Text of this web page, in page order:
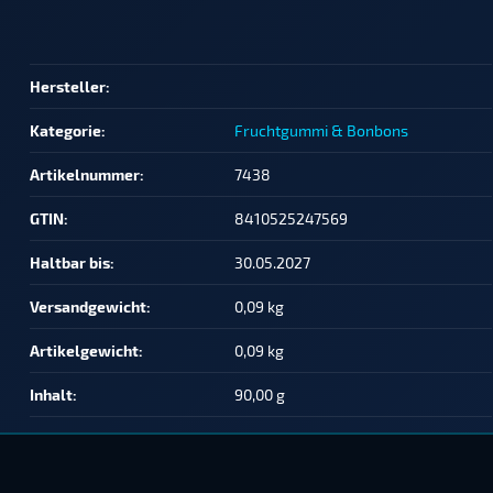
Produkteigenschaft
Wert
Hersteller:
Kategorie: Fruchtgummi & Bonbons
Artikelnummer: 7438
GTIN: 8410525247569
Haltbar bis: 30.05.2027
Versandgewicht‍: 0,09 kg
Artikelgewicht‍: 0,09 kg
Inhalt‍: 90,00 g